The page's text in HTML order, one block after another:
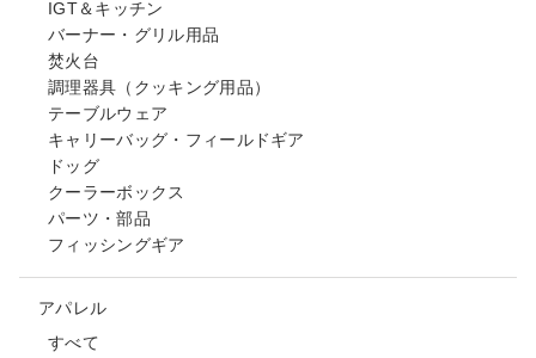
IGT＆キッチン
バーナー・グリル用品
焚火台
調理器具（クッキング用品）
テーブルウェア
キャリーバッグ・フィールドギア
ドッグ
クーラーボックス
パーツ・部品
フィッシングギア
アパレル
すべて